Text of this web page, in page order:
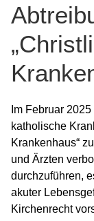
Im Februar
katholische
Krankenhaus“
und Ärzten
durchzuführen,
akuter
Kirchenrecht